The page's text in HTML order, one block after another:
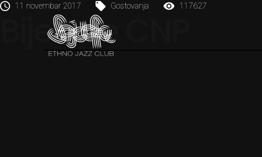
11 novembar 2017 Gostovanja 117627
Bijenale CNP